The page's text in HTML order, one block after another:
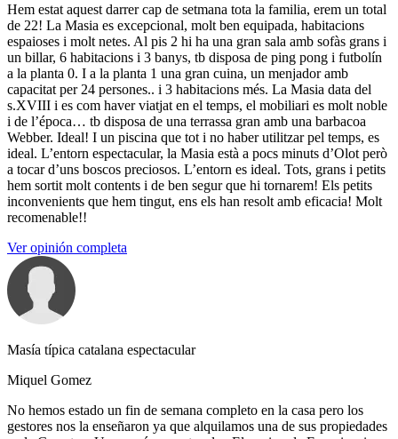
Hem estat aquest darrer cap de setmana tota la familia, erem un total
de 22! La Masia es excepcional, molt ben equipada, habitacions
espaioses i molt netes. Al pis 2 hi ha una gran sala amb sofàs grans i
un billar, 6 habitacions i 3 banys, tb disposa de ping pong i futbolín
a la planta 0. I a la planta 1 una gran cuina, un menjador amb
capacitat per 24 persones.. i 3 habitacions més. La Masia data del
s.XVIII i es com haver viatjat en el temps, el mobiliari es molt noble
i de l’época… tb disposa de una terrassa gran amb una barbacoa
Webber. Ideal! I un piscina que tot i no haber utilitzar pel temps, es
ideal. L’entorn espectacular, la Masia està a pocs minuts d’Olot però
a tocar d’uns boscos preciosos. L’entorn es ideal. Tots, grans i petits
hem sortit molt contents i de ben segur que hi tornarem! Els petits
inconvenients que hem tingut, ens els han resolt amb eficacia! Molt
recomenable!!
Ver opinión completa
Masía típica catalana espectacular
Miquel Gomez
No hemos estado un fin de semana completo en la casa pero los
gestores nos la enseñaron ya que alquilamos una de sus propiedades